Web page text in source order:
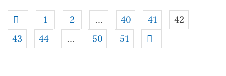
1 2 … 40 41
42
43
44 … 50 51